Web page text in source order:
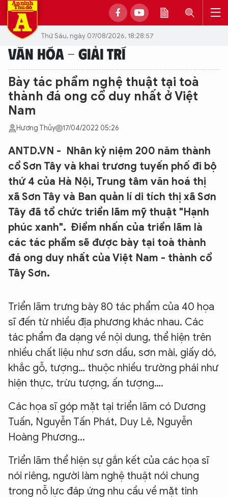
Thứ Sáu, ngày 07/08/2026, 18:28:57
VĂN HÓA - GIẢI TRÍ
Bày tác phẩm nghệ thuật tại toà
thành đá ong cổ duy nhất ở Việt
Nam
Hương Thủy 17/04/2022 05:26
ANTD.VN - Nhân kỷ niệm 200 năm thành
cổ Sơn Tây và khai trương tuyến phố đi bộ
thứ 4 của Hà Nội, Trung tâm văn hoá thị
xã Sơn Tây và Ban quản lí di tích thị xã Sơn
Tây đã tổ chức triển lãm mỹ thuật "Hạnh
phúc xanh". Điểm nhấn của triển lãm là
các tác phẩm sẽ được bày tại toà thành
đá ong duy nhất của Việt Nam - thành cổ
Tây Sơn.
Triển lãm trưng bày 80 tác phẩm của 40 họa
sĩ đến từ nhiều địa phương khác nhau. Các
tác phẩm đa dạng về nội dung, thể hiện trên
nhiều chất liệu như sơn dầu, sơn mài, giấy dó,
khắc gỗ, tượng… thuộc nhiều trường phái như
hiện thực, trừu tượng, ấn tượng….
Các họa sĩ góp mặt tại triển lãm có Dương
Tuấn, Nguyễn Tấn Phát, Duy Lê, Nguyễn
Hoàng Phương...
Triển lãm thể hiện sự gắn kết của các họa sĩ
nói riêng, người làm nghệ thuật nói chung
trong nỗ lực đáp ứng nhu cầu về mặt tinh